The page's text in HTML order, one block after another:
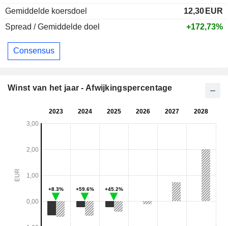
Gemiddelde koersdoel
12,30 EUR
Spread / Gemiddelde doel
+172,73%
Consensus
Winst van het jaar - Afwijkingspercentage